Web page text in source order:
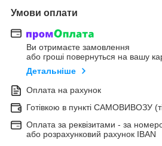
Умови оплати
Ви отримаєте замовлення
або гроші повернуться на вашу
Детальніше
Оплата на рахунок
Готівкою в пункті САМОВИВОЗУ
Оплата за реквізитами - за
або розрахунковий рахунок IBAN